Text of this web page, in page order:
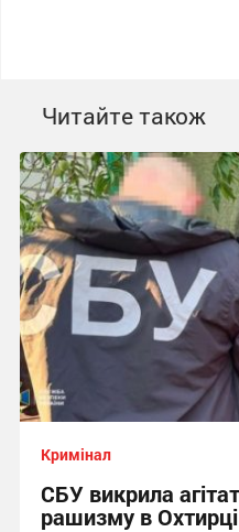
Читайте також
Кримінал
СБУ викрила
рашизму в Охтирці